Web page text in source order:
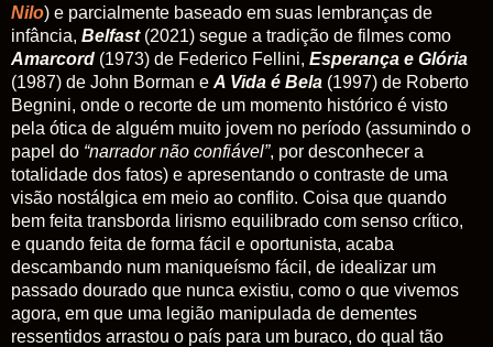
Nilo) e parcialmente baseado em suas lembranças de
infância, Belfast(2021) segue a tradição de filmes como
Amarcord (1973) de Federico Fellini, Esperança e Glória
(1987) de John Borman e A Vida é Bela (1997) de Roberto
Begnini, onde o recorte de um momento histórico é visto
pela ótica de alguém muito jovem no período (assumindo o
papel do “narrador não confiável”, por desconhecer a
totalidade dos fatos) e apresentando o contraste de uma
visão nostálgica em meio ao conflito. Coisa que quando
bem feita transborda lirismo equilibrado com senso crítico,
e quando feita de forma fácil e oportunista, acaba
descambando num maniqueísmo fácil, de idealizar um
passado dourado que nunca existiu, como o que vivemos
agora, em que uma legião manipulada de dementes
ressentidos arrastou o país para um buraco, do qual tão